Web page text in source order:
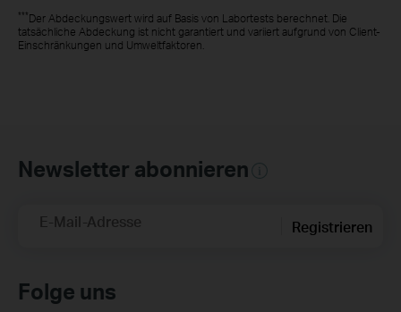
***Der Abdeckungswert wird auf Basis von Labortests berechnet. Die
tatsächliche Abdeckung ist nicht garantiert und variiert aufgrund von Client-
Einschränkungen und Umweltfaktoren.
Newsletter abonnieren
E-Mail-Adresse Registrieren
Folge uns